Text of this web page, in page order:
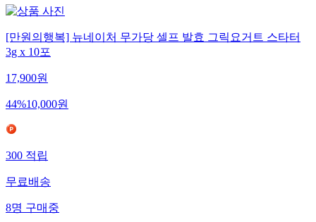
[만원의행복] 뉴네이처 무가당 셀프 발효 그릭요거트 스타터
3g x 10포
17,900원
44%10,000원
300적립
무료배송
8명구매중